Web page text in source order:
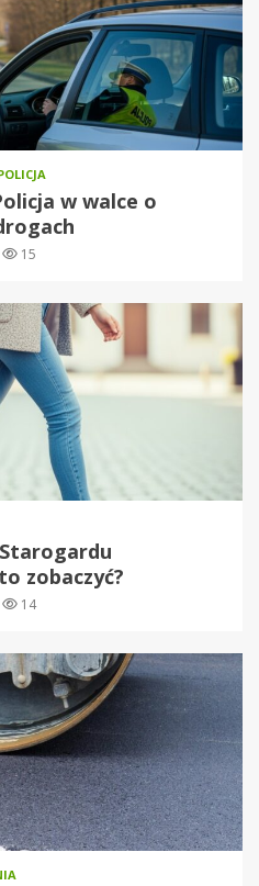
w walce o
15
zobaczyć?
14